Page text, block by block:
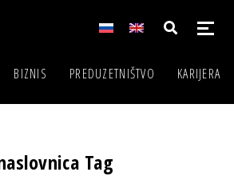
BIZNIS PREDUZETNIŠTVO KARIJERA
Tag